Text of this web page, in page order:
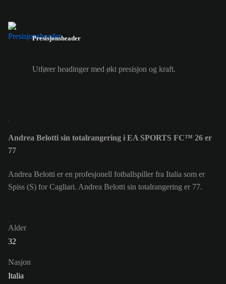
Presisjonsheader
Utfører headinger med økt presisjon og kraft.
Andrea Belotti sin totalrangering i EA SPORTS FC™ 26 er
77
Andrea Belotti er en profesjonell fotballspiller fra Italia som er
Spiss (S) for Cagliari. Andrea Belotti sin totalrangering er 77.
Alder
32
Nasjon
Italia